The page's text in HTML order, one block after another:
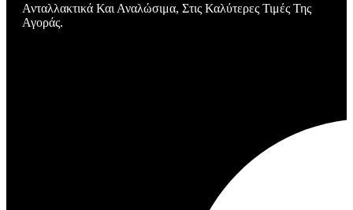
Ανταλλακτικά Και Αναλώσιμα, Στις Καλύτερες Τιμές Της
Αγοράς.